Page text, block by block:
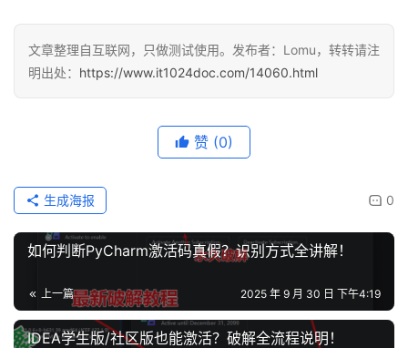
文章整理自互联网，只做测试使用。发布者：Lomu，转转请注
明出处： https://www.it1024doc.com/14060.html
赞 (0)
0
生成海报
如何判断PyCharm激活码真假？识别方式全讲解！
上一篇 2025 年 9 月 30 日 下午4:19
IDEA学生版/社区版也能激活？破解全流程说明！